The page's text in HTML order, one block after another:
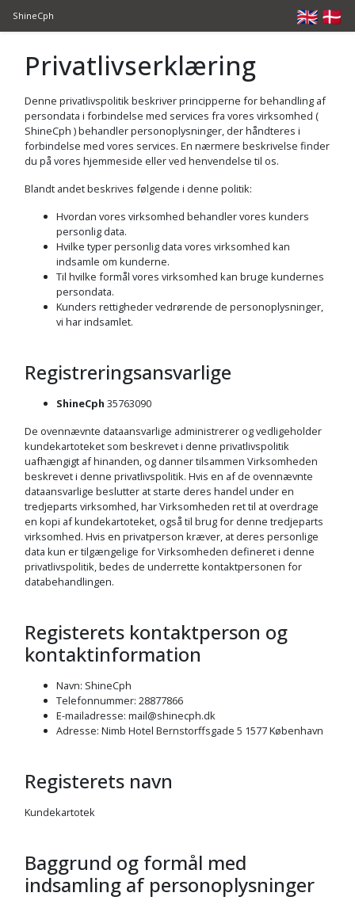
ShineCph 🇬🇧 🇩🇰
Privatlivserklæring
Denne privatlivspolitik beskriver principperne for behandling af
persondata i forbindelse med services fra vores virksomhed (
ShineCph ) behandler personoplysninger, der håndteres i
forbindelse med vores services. En nærmere beskrivelse finder
du på vores hjemmeside eller ved henvendelse til os.
Blandt andet beskrives følgende i denne politik:
Hvordan vores virksomhed behandler vores kunders
personlig data.
Hvilke typer personlig data vores virksomhed kan
indsamle om kunderne.
Til hvilke formål vores virksomhed kan bruge kundernes
persondata.
Kunders rettigheder vedrørende de personoplysninger,
vi har indsamlet.
Registreringsansvarlige
ShineCph 35763090
De ovennævnte dataansvarlige administrerer og vedligeholder
kundekartoteket som beskrevet i denne privatlivspolitik
uafhængigt af hinanden, og danner tilsammen Virksomheden
beskrevet i denne privatlivspolitik. Hvis en af de ovennævnte
dataansvarlige beslutter at starte deres handel under en
tredjeparts virksomhed, har Virksomheden ret til at overdrage
en kopi af kundekartoteket, også til brug for denne tredjeparts
virksomhed. Hvis en privatperson kræver, at deres personlige
data kun er tilgængelige for Virksomheden defineret i denne
privatlivspolitik, bedes de underrette kontaktpersonen for
databehandlingen.
Registerets kontaktperson og
kontaktinformation
Navn: ShineCph
Telefonnummer: 28877866
E-mailadresse: mail@shinecph.dk
Adresse: Nimb Hotel Bernstorffsgade 5 1577København
Registerets navn
Kundekartotek
Baggrund og formål med
indsamling af personoplysninger